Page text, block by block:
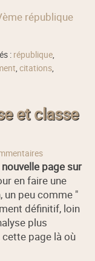
république
: république,
,citations,
et classe
nouvelle page sur
en faire une
un peu comme "
définitif, loin
plus
cette page là où